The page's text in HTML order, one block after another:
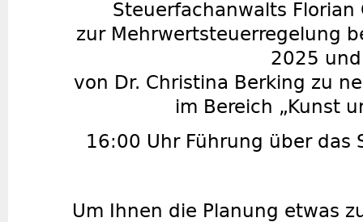
Steuerfachanwalts Florian
zur Mehrwertsteuerregelung
2025 und
von Dr. Christina Berking zu
im Bereich „Kunst
16:00 Uhr Führung über das
Um Ihnen die Planung etwas